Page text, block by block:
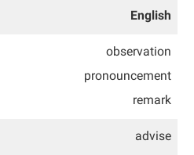
English
observation
pronouncement
remark
advise